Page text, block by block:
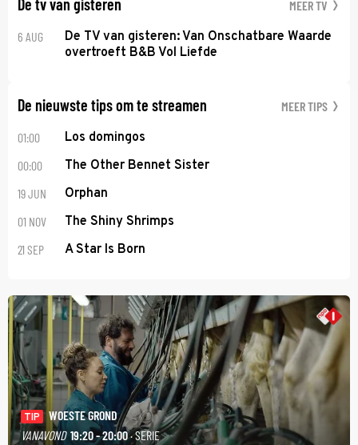
De tv van gisteren MEER TV
6 AUG
De TV van gisteren: Van Onschatbare Waarde
overtroeft B&B Vol Liefde
De nieuwste tips om te streamen MEER TIPS
01:00 Los domingos
00:00 The Other Bennet Sister
19 JUN Orphan
01 NOV The Shiny Shrimps
21 SEP A Star Is Born
TIP
WOESTE GROND
VANAVOND 19:20 - 20:00· SERIE